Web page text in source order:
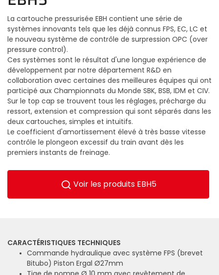
La cartouche pressurisée EBH contient une série de
systèmes innovants tels que les déjà connus FPS, EC, LC et
le nouveau système de contrôle de surpression OPC (over
pressure control).
Ces systèmes sont le résultat d'une longue expérience de
développement par notre département R&D en
collaboration avec certaines des meilleures équipes qui ont
participé aux Championnats du Monde SBK, BSB, IDM et CIV.
Sur le top cap se trouvent tous les réglages, précharge du
ressort, extension et compression qui sont séparés dans les
deux cartouches, simples et intuitifs.
Le coefficient d'amortissement élevé à très basse vitesse
contrôle le plongeon excessif du train avant dès les
premiers instants de freinage.
Voir les produits EBH5
CARACTÉRISTIQUES TECHNIQUES
Commande hydraulique avec système FPS (brevet
Bitubo) Piston Ergal Ø27mm